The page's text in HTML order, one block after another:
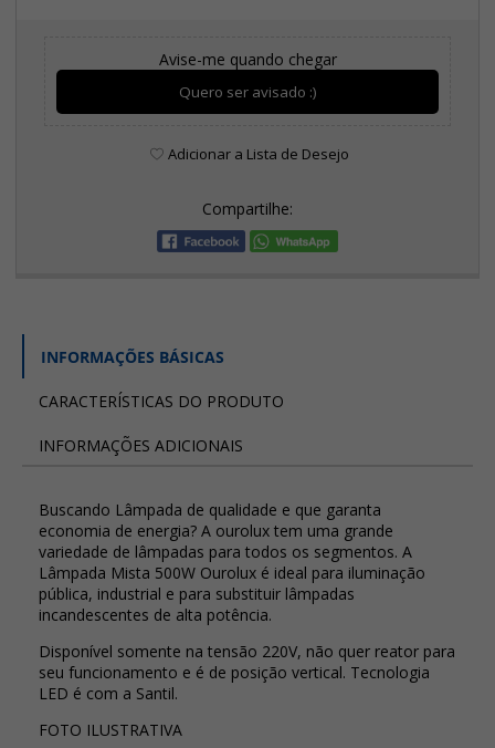
Avise-me quando chegar
Quero ser avisado :)
Adicionar a Lista de Desejo
Compartilhe:
INFORMAÇÕES BÁSICAS
CARACTERÍSTICAS DO PRODUTO
INFORMAÇÕES ADICIONAIS
Buscando Lâmpada de qualidade e que garanta
economia de energia? A ourolux tem uma grande
variedade de lâmpadas para todos os segmentos. A
Lâmpada Mista 500W Ourolux é ideal para iluminação
pública, industrial e para substituir lâmpadas
incandescentes de alta potência.
Disponível somente na tensão 220V, não quer reator para
seu funcionamento e é de posição vertical. Tecnologia
LED é com a Santil.
FOTO ILUSTRATIVA